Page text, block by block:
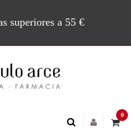
superiores a 55 €
0